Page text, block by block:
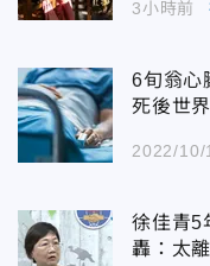
3小時前
6旬翁心
死後世
2022/10/
徐佳青
轟：太